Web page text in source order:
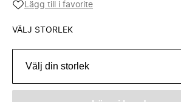
Lägg till i favorite
VÄLJ STORLEK
Välj din storlek